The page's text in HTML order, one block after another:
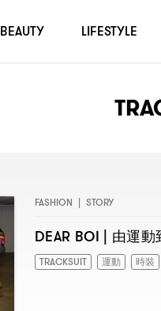
FASHION | STORY
DEAR BOI | 由運動
TRACKSUIT 運動 時裝
BEAUTY LIFESTYLE